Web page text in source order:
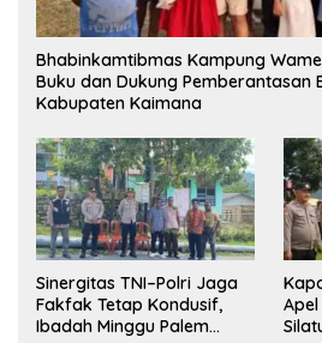
Bhabinkamtibmas Kampung
Buku dan Dukung Pemberantasan
Kabupaten Kaimana
Sinergitas TNI–Polri Jaga
Fakfak Tetap Kondusif,
Ibadah Minggu Palem